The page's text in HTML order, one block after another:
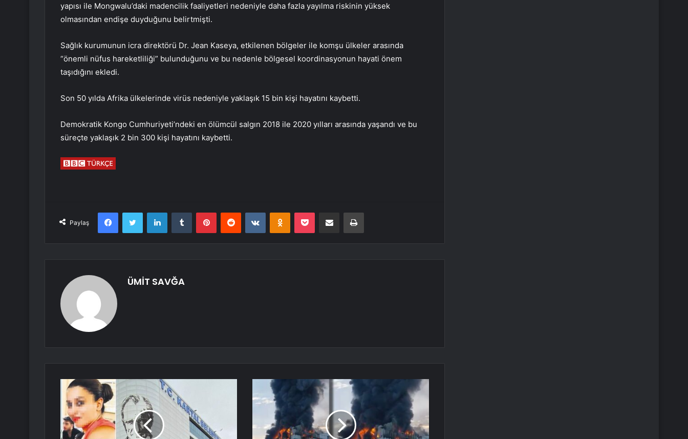
yapısı ile Mongwalu’daki madencilik faaliyetleri nedeniyle daha fazla yayılma riskinin yüksek
olmasından endişe duyduğunu belirtmişti.
Sağlık kurumunun icra direktörü Dr. Jean Kaseya, etkilenen bölgeler ile komşu ülkeler arasında
“önemli nüfus hareketliliği” bulunduğunu ve bu nedenle bölgesel koordinasyonun hayati önem
taşıdığını ekledi.
Son 50 yılda Afrika ülkelerinde virüs nedeniyle yaklaşık 15 bin kişi hayatını kaybetti.
Demokratik Kongo Cumhuriyeti’ndeki en ölümcül salgın 2018 ile 2020 yılları arasında yaşandı ve bu
süreçte yaklaşık 2 bin 300 kişi hayatını kaybetti.
Paylaş
FacebookTwitter LinkedInTumblr PinterestReddit VKontakteOdnoklassniki
Pocket E-Posta ile paylaş Yazdır
ÜMİT SAVĞA